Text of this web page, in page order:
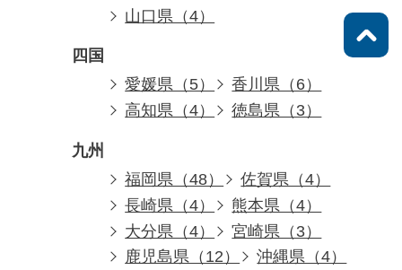
山口県（4）
四国
愛媛県（5）
香川県（6）
高知県（4）
徳島県（3）
九州
福岡県（48）
佐賀県（4）
長崎県（4）
熊本県（4）
大分県（4）
宮崎県（3）
鹿児島県（12）
沖縄県（4）